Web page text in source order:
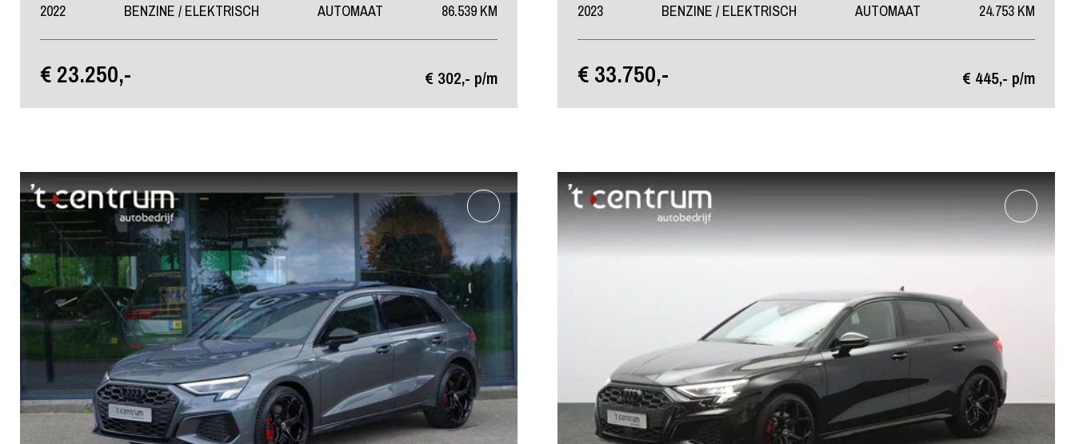
2022 BENZINE / ELEKTRISCH AUTOMAAT 86.539 KM
€ 23.250,- € 302,- p/m
2023 BENZINE / ELEKTRISCH AUTOMAAT 24.753 KM
€ 33.750,- € 445,- p/m